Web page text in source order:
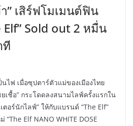
” เสิร์ฟโมเมนต์ฟิน
Elf” Sold out 2 หมื่น
ที
ไฟ เมื่อซุปตาร์ตัวแม่ของเมืองไทย
เชื้อ” กระโดดลงสนามไลฟ์ครั้งแรกใน
อร์นักไลฟ์” ให้กับแบรนด์ “The Elf”
Elf NANO WHITE DOSE